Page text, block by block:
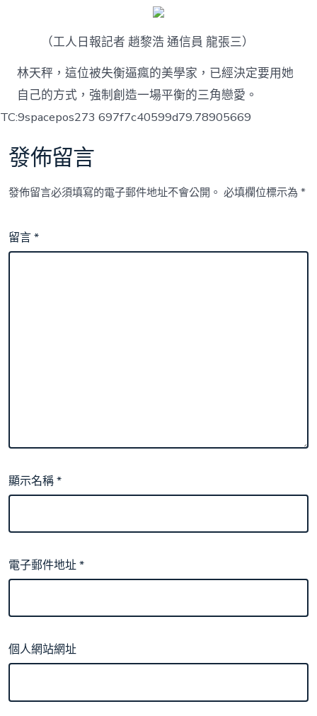
（工人日報記者 趙黎浩 通信員 龍張三）
林天秤，這位被失衡逼瘋的美學家，已經決定要用她
自己的方式，強制創造一場平衡的三角戀愛。
TC:9spacepos273 697f7c40599d79.78905669
發佈留言
發佈留言必須填寫的電子郵件地址不會公開。 必填欄位標示為*
留言*
顯示名稱*
電子郵件地址*
個人網站網址